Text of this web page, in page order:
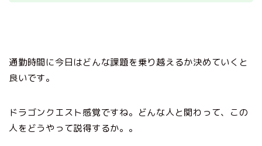
通勤時間に今日はどんな課題を乗り越えるか決めていくと
良いです。
ドラゴンクエスト感覚ですね。どんな人と関わって、この
人をどうやって説得するか。。